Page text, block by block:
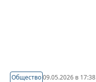
Общество09.05.2026 в 17:38